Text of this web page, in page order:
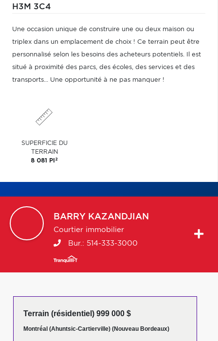
H3M 3C4
Une occasion unique de construire une ou deux maison ou
triplex dans un emplacement de choix ! Ce terrain peut être
personnalisé selon les besoins des acheteurs potentiels. Il est
situé à proximité des parcs, des écoles, des services et des
transports... Une opportunité à ne pas manquer !
SUPERFICIE DU
TERRAIN
8 081 PI 2
BARRY KAZANDJIAN
Courtier immobilier
Bur.: 514-333-3000
Terrain (résidentiel) 999 000 $
Montréal (Ahuntsic-Cartierville) (Nouveau Bordeaux)